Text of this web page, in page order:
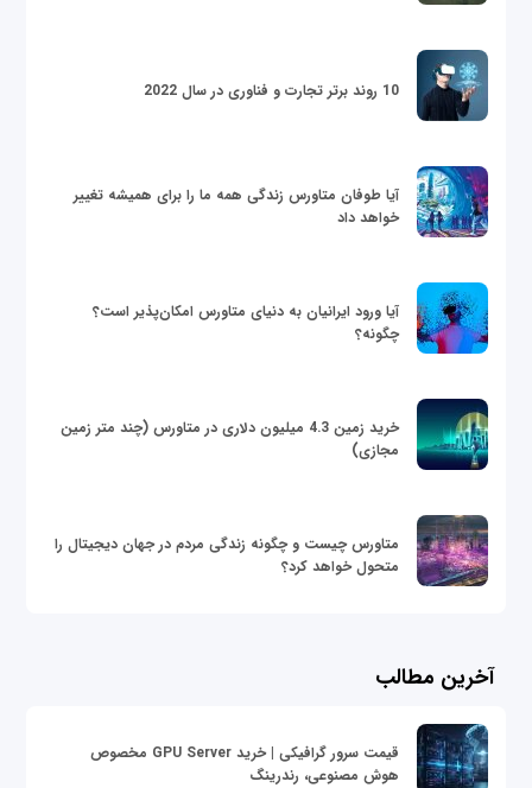
10 روند برتر تجارت و فناوری در سال 2022
آیا طوفان متاورس زندگی همه ما را برای همیشه تغییر
خواهد داد
آیا ورود ایرانیان به دنیای متاورس امکان‌پذیر است؟
چگونه؟
خرید زمین 4.3 میلیون دلاری در متاورس (چند متر زمین
مجازی)
متاورس چیست و چگونه زندگی مردم در جهان دیجیتال را
متحول خواهد کرد؟
آخرین مطالب
قیمت سرور گرافیکی | خرید GPU Server مخصوص
هوش مصنوعی، رندرینگ